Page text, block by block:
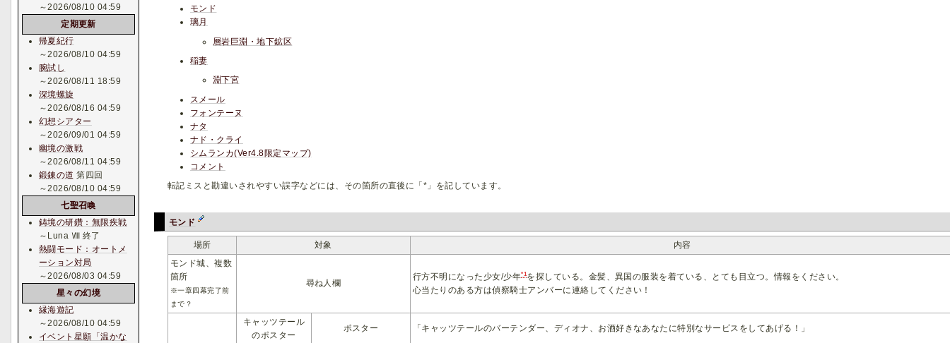
モンド
璃月
層岩巨淵・地下鉱区
稲妻
淵下宮
スメール
フォンテーヌ
ナタ
ナド・クライ
シムランカ(Ver4.8限定マップ)
コメント
転記ミスと勘違いされやすい誤字などには、その箇所の直後に「*」を記しています。
モンド
場所 対象
内容
モンド城、複数
箇所
※一章四幕完了前
まで？
尋ね人欄
行方不明になった少女/少年*1を探している。金髪、異国の服装を着ている、とても目立つ。情報をください。
心当たりのある方は偵察騎士アンバーに連絡してください！
キャッツテール
のポスター
ポスター 「キャッツテールのバーテンダー、ディオナ、お酒好きなあなたに特別なサービスをしてあげる！」
～2026/08/10 04:59
定期更新
帰夏紀行
～2026/08/10 04:59
腕試し
～2026/08/11 18:59
深境螺旋
～2026/08/16 04:59
幻想シアター
～2026/09/01 04:59
幽境の激戦
～2026/08/11 04:59
鍛錬の道 第四回
～2026/08/10 04:59
七聖召喚
鋳境の研鑽：無限疾戦
～Luna Ⅷ 終了
熱闘モード：オートメ
ーション対局
～2026/08/03 04:59
星々の幻境
縁海遊記
～2026/08/10 04:59
イベント星願「温かな